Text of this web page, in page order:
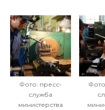
Фото: пресс-
служба
министерства